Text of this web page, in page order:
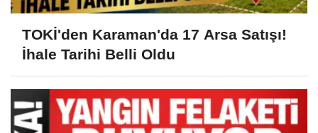
TOKİ'den Karaman'da 17 Arsa Satışı!
İhale Tarihi Belli Oldu